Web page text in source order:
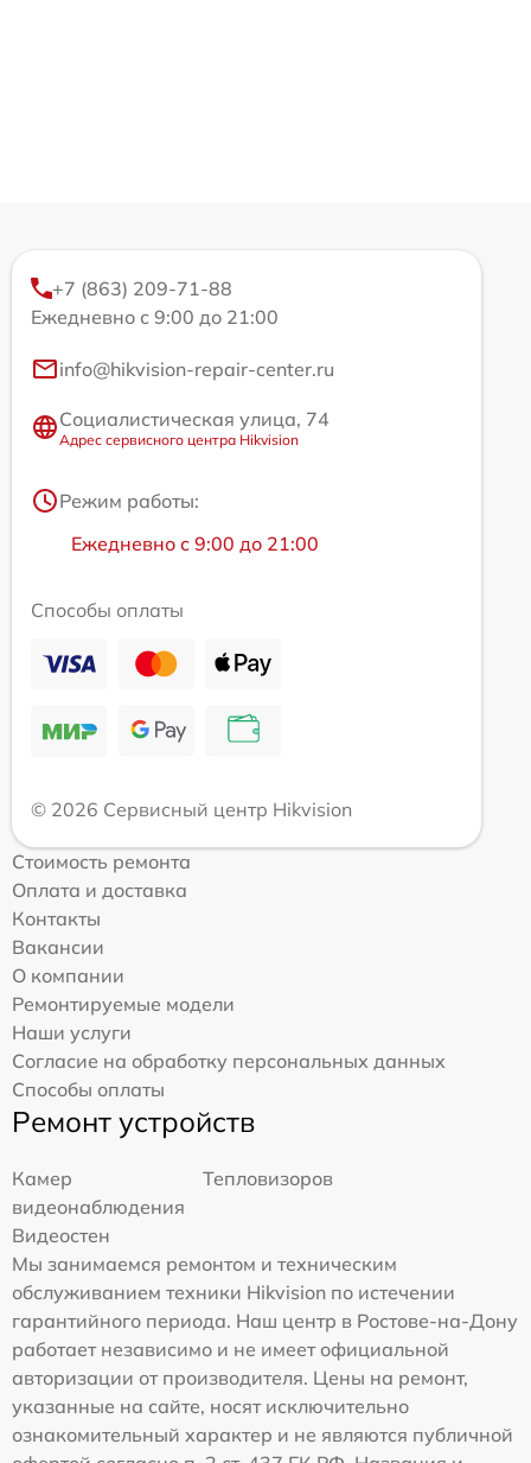
+7 (863) 209-71-88
Ежедневно с 9:00 до 21:00
info@hikvision-repair-center.ru
Социалистическая улица, 74
Адрес сервисного центра Hikvision
Режим работы:
Ежедневно с 9:00 до 21:00
Способы оплаты
© 2026 Сервисный центр Hikvision
Стоимость ремонта
Оплата и доставка
Контакты
Вакансии
О компании
Ремонтируемые модели
Наши услуги
Согласие на обработку персональных данных
Способы оплаты
Ремонт устройств
Камер
видеонаблюдения
Тепловизоров
Видеостен
Мы занимаемся ремонтом и техническим
обслуживанием техники Hikvision по истечении
гарантийного периода. Наш центр в Ростове-на-Дону
работает независимо и не имеет официальной
авторизации от производителя. Цены на ремонт,
указанные на сайте, носят исключительно
ознакомительный характер и не являются публичной